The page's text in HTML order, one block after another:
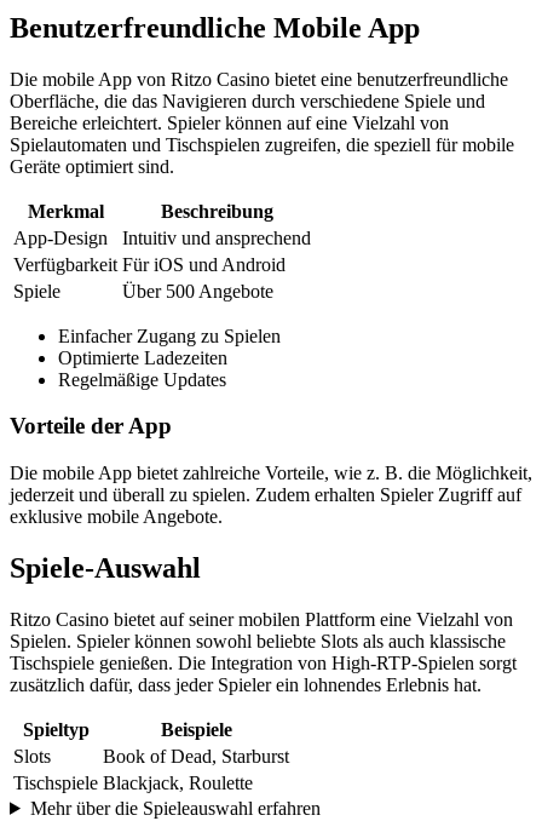
Benutzerfreundliche Mobile App
Die mobile App von Ritzo Casino bietet eine benutzerfreundliche
Oberfläche, die das Navigieren durch verschiedene Spiele und
Bereiche erleichtert. Spieler können auf eine Vielzahl von
Spielautomaten und Tischspielen zugreifen, die speziell für mobile
Geräte optimiert sind.
Merkmal
Beschreibung
App-Design
Intuitiv und ansprechend
Verfügbarkeit Für iOS und Android
Spiele
Über 500 Angebote
Einfacher Zugang zu Spielen
Optimierte Ladezeiten
Regelmäßige Updates
Vorteile der App
Die mobile App bietet zahlreiche Vorteile, wie z. B. die Möglichkeit,
jederzeit und überall zu spielen. Zudem erhalten Spieler Zugriff auf
exklusive mobile Angebote.
Spiele-Auswahl
Ritzo Casino bietet auf seiner mobilen Plattform eine Vielzahl von
Spielen. Spieler können sowohl beliebte Slots als auch klassische
Tischspiele genießen. Die Integration von High-RTP-Spielen sorgt
zusätzlich dafür, dass jeder Spieler ein lohnendes Erlebnis hat.
Spieltyp
Beispiele
Slots
Book of Dead, Starburst
Tischspiele Blackjack, Roulette
Mehr über die Spieleauswahl erfahren